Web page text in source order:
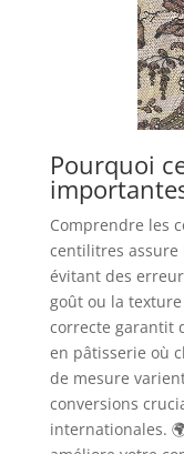
Pourquoi
Comprendre les
centilitres assure
évitant des
goût ou la
correcte garantit
en pâtisserie où
de mesure
conversions
internationales.